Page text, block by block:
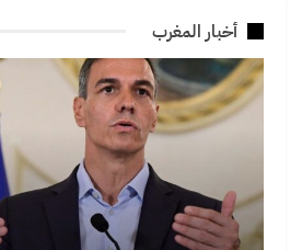
أخبار المغرب